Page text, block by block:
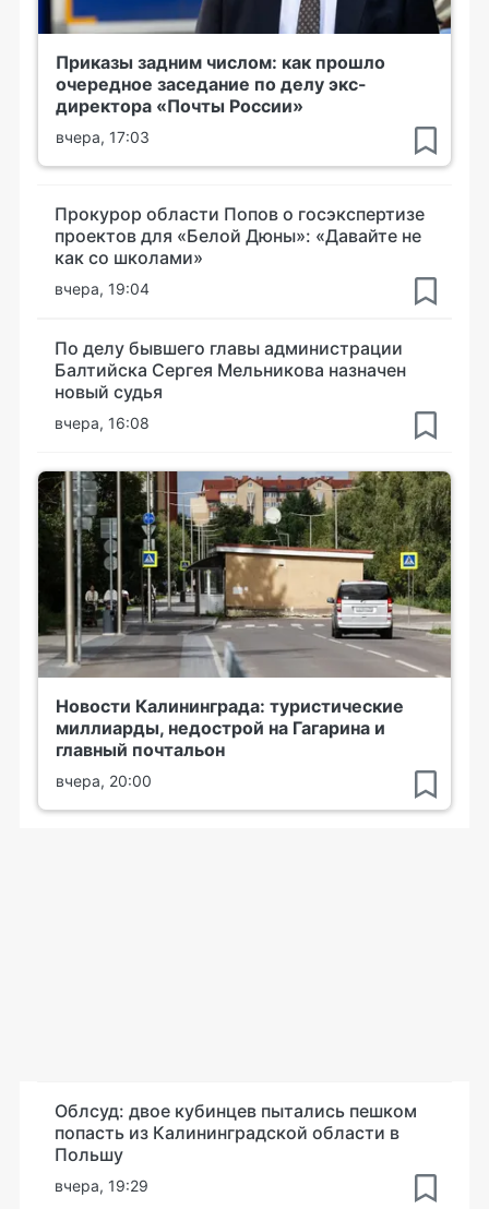
Приказы задним числом: как прошло
очередное заседание по делу экс-
директора «Почты России»
вчера, 17:03
Прокурор области Попов о госэкспертизе
проектов для «Белой Дюны»: «Давайте не
как со школами»
вчера, 19:04
По делу бывшего главы администрации
Балтийска Сергея Мельникова назначен
новый судья
вчера, 16:08
Новости Калининграда: туристические
миллиарды, недострой на Гагарина и
главный почтальон
вчера, 20:00
Облсуд: двое кубинцев пытались пешком
попасть из Калининградской области в
Польшу
вчера, 19:29